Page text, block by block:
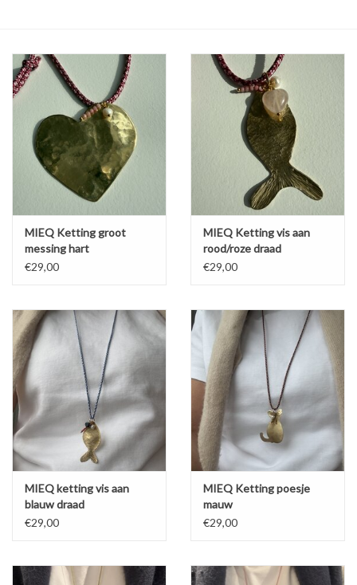
OVER MIEQ
MIEQ's sjaaltjes
Armbanden MIEQ
MIEQ Ketting groot
messing hart
€29,00
MIEQ Ketting vis aan
rood/roze draad
€29,00
MIEQ ketting vis aan
blauw draad
€29,00
MIEQ Ketting poesje
mauw
€29,00